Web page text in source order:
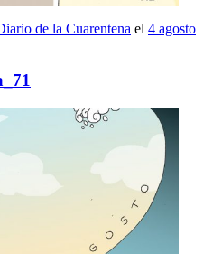
de la Cuarentena el 4 agosto